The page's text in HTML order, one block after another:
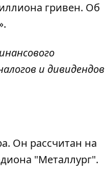
гривен. Об
.
и дивидендов
Он рассчитан на
"Металлург".